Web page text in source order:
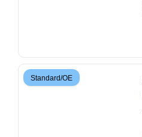
Standard/OE